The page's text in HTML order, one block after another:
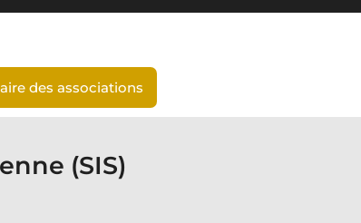
des associations
(SIS)